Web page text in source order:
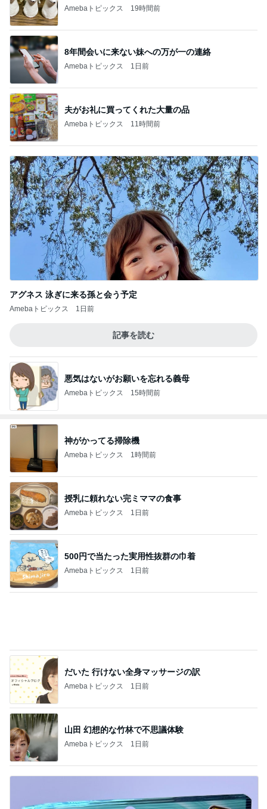
Amebaトピックス 19時間前
8年間会いに来ない妹への万が一の連絡
Amebaトピックス 1日前
夫がお礼に買ってくれた大量の品
Amebaトピックス 11時間前
アグネス 泳ぎに来る孫と会う予定
Amebaトピックス 1日前
記事を読む
悪気はないがお願いを忘れる義母
Amebaトピックス 15時間前
神がかってる掃除機
Amebaトピックス 1時間前
授乳に頼れない完ミママの食事
Amebaトピックス 1日前
500円で当たった実用性抜群の巾着
Amebaトピックス 1日前
だいた 行けない全身マッサージの訳
Amebaトピックス 1日前
山田 幻想的な竹林で不思議体験
Amebaトピックス 1日前